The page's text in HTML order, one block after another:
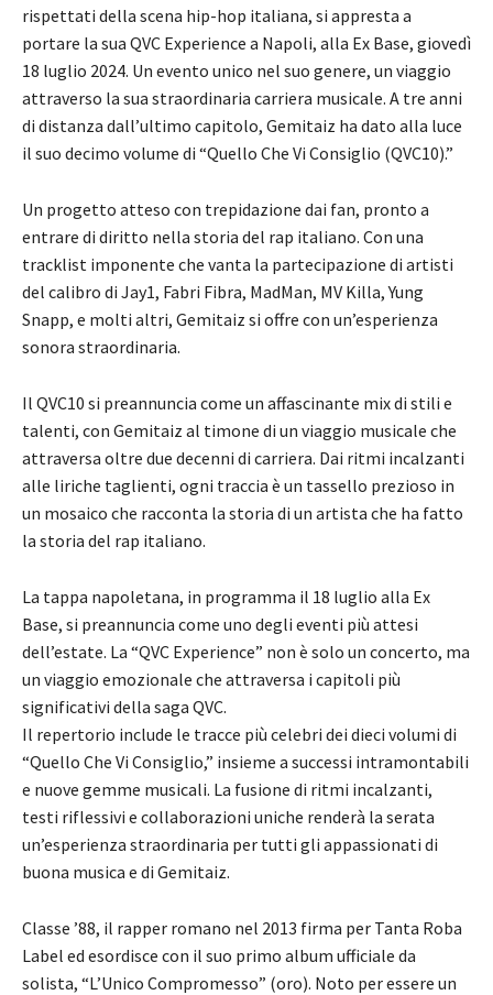
rispettati della scena hip-hop italiana, si appresta a
portare la sua QVC Experience a Napoli, alla Ex Base, giovedì
18 luglio 2024. Un evento unico nel suo genere, un viaggio
attraverso la sua straordinaria carriera musicale. A tre anni
di distanza dall’ultimo capitolo, Gemitaiz ha dato alla luce
il suo decimo volume di “Quello Che Vi Consiglio (QVC10).”
Un progetto atteso con trepidazione dai fan, pronto a
entrare di diritto nella storia del rap italiano. Con una
tracklist imponente che vanta la partecipazione di artisti
del calibro di Jay1, Fabri Fibra, MadMan, MV Killa, Yung
Snapp, e molti altri, Gemitaiz si offre con un’esperienza
sonora straordinaria.
Il QVC10 si preannuncia come un affascinante mix di stili e
talenti, con Gemitaiz al timone di un viaggio musicale che
attraversa oltre due decenni di carriera. Dai ritmi incalzanti
alle liriche taglienti, ogni traccia è un tassello prezioso in
un mosaico che racconta la storia di un artista che ha fatto
la storia del rap italiano.
La tappa napoletana, in programma il 18 luglio alla Ex
Base, si preannuncia come uno degli eventi più attesi
dell’estate. La “QVC Experience” non è solo un concerto, ma
un viaggio emozionale che attraversa i capitoli più
significativi della saga QVC.
Il repertorio include le tracce più celebri dei dieci volumi di
“Quello Che Vi Consiglio,” insieme a successi intramontabili
e nuove gemme musicali. La fusione di ritmi incalzanti,
testi riflessivi e collaborazioni uniche renderà la serata
un’esperienza straordinaria per tutti gli appassionati di
buona musica e di Gemitaiz.
Classe ’88, il rapper romano nel 2013 firma per Tanta Roba
Label ed esordisce con il suo primo album ufficiale da
solista, “L’Unico Compromesso” (oro). Noto per essere un